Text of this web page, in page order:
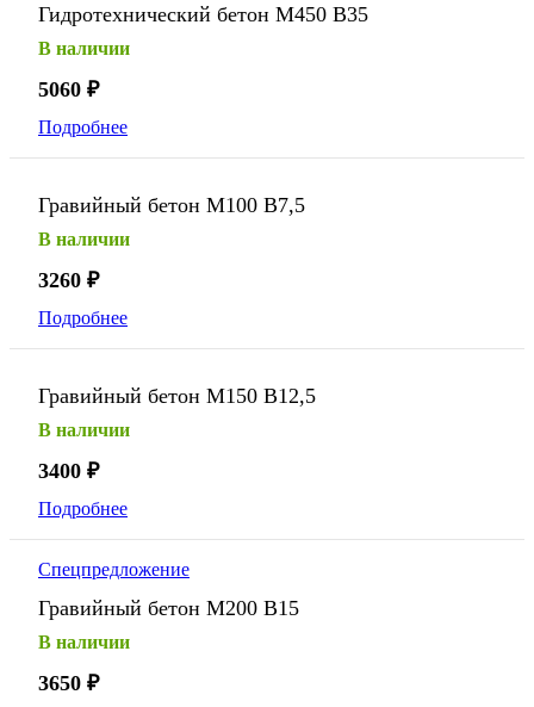
Гидротехнический бетон М450 В35
В наличии
5060 ₽
Подробнее
Гравийный бетон М100 В7,5
В наличии
3260 ₽
Подробнее
Гравийный бетон М150 В12,5
В наличии
3400 ₽
Подробнее
Спецпредложение
Гравийный бетон М200 В15
В наличии
3650 ₽